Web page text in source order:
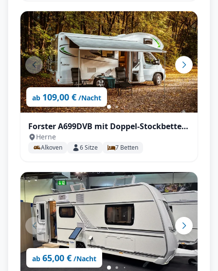
ab 109,00 € /Nacht
Forster A699DVB mit Doppel-Stockbetten
für bis zu 6 Personen!
Herne
Alkoven 6Sitze 7 Betten
ab 65,00 € /Nacht